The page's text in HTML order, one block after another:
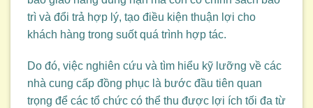
trì và đổi trả hợp lý, tạo điều kiện thuận lợi cho
khách hàng trong suốt quá trình hợp tác.
Do đó, việc nghiên cứu và tìm hiểu kỹ lưỡng về các
nhà cung cấp đồng phục là bước đầu tiên quan
trọng để các tổ chức có thể thu được lợi ích tối đa từ